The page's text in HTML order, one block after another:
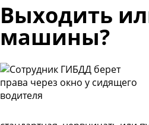
Выходить
машины?